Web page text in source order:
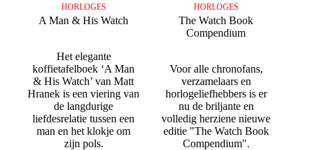
HORLOGES
A Man & His Watch
Het elegante
koffietafelboek ‘A Man
& His Watch’ van Matt
Hranek is een viering van
de langdurige
liefdesrelatie tussen een
man en het klokje om
zijn pols.
HORLOGES
The Watch Book
Compendium
Voor alle chronofans,
verzamelaars en
horlogeliefhebbers is er
nu de briljante en
volledig herziene nieuwe
editie "The Watch Book
Compendium".